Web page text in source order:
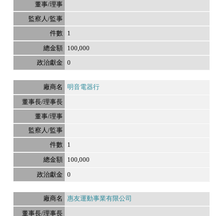
1
100,000
0
明音電器行
1
100,000
0
惠友運動事業有限公司